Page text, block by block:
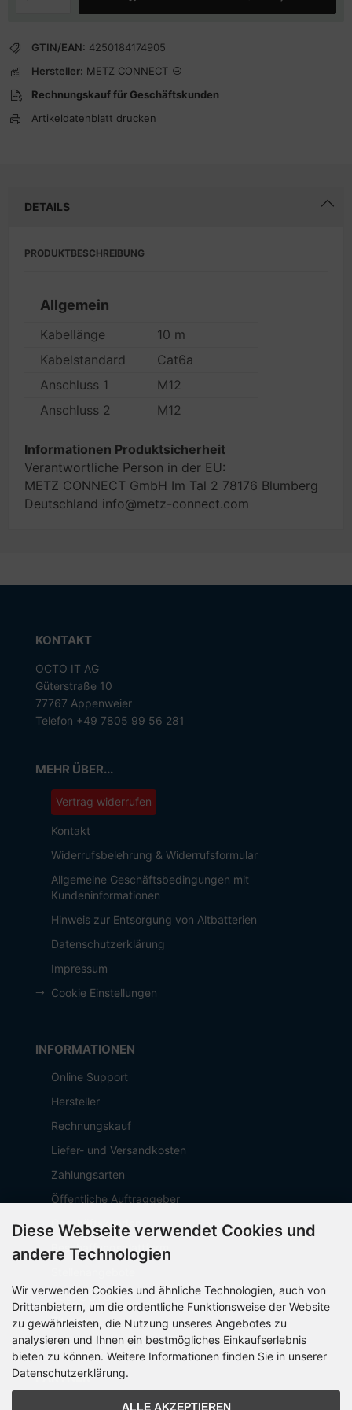
GTIN/EAN: 4250184174905
Hersteller: METZ CONNECT
Rechnungskauf für Geschäftskunden
Artikeldatenblatt drucken
DETAILS
PRODUKTBESCHREIBUNG
Allgemein
Kabellänge
10 m
Kabelstandard
Cat6a
Anschluss 1
M12
Anschluss 2
M12
Informationen Produktsicherheit
Verantwortliche Person in der EU:
METZ CONNECT GmbH Im Tal 2 78176 Blumberg
Deutschland info@metz-connect.com
KONTAKT
OCTO IT AG
Güterstraße 10
77767 Appenweier
Telefon +49 7805 99 56 281
MEHR ÜBER...
Vertrag widerrufen
Kontakt
Widerrufsbelehrung & Widerrufsformular
Allgemeine Geschäftsbedingungen mit
Kundeninformationen
Hinweis zur Entsorgung von Altbatterien
Datenschutzerklärung
Impressum
Cookie Einstellungen
INFORMATIONEN
Online Support
Hersteller
Rechnungskauf
Liefer- und Versandkosten
Zahlungsarten
Öffentliche Auftraggeber
Geschäftskunden
Beschaffungsplattform
Über OCTO IT
Sitemap
PARTNER
Diese Webseite verwendet Cookies und
andere Technologien
Wir verwenden Cookies und ähnliche Technologien, auch von
Drittanbietern, um die ordentliche Funktionsweise der Website
zu gewährleisten, die Nutzung unseres Angebotes zu
analysieren und Ihnen ein bestmögliches Einkaufserlebnis
bieten zu können. Weitere Informationen finden Sie in unserer
Datenschutzerklärung.
ALLE AKZEPTIEREN